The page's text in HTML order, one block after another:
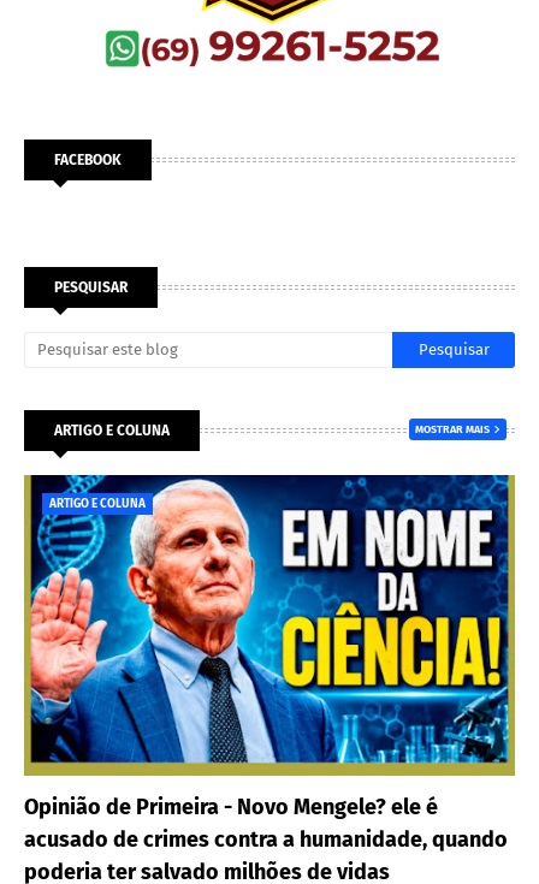
FACEBOOK
PESQUISAR
ARTIGO E COLUNA MOSTRAR MAIS
ARTIGO E COLUNA
Opinião de Primeira - Novo Mengele? ele é
acusado de crimes contra a humanidade, quando
poderia ter salvado milhões de vidas